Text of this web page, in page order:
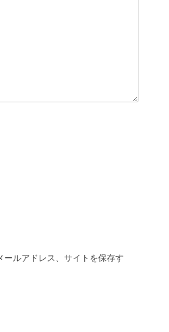
ルアドレス、サイトを保存す